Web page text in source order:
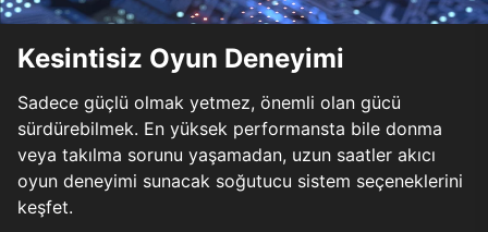
Kesintisiz Oyun Deneyimi
Sadece güçlü olmak yetmez, önemli olan gücü
sürdürebilmek. En yüksek performansta bile donma
veya takılma sorunu yaşamadan, uzun saatler akıcı
oyun deneyimi sunacak soğutucu sistem seçeneklerini
keşfet.